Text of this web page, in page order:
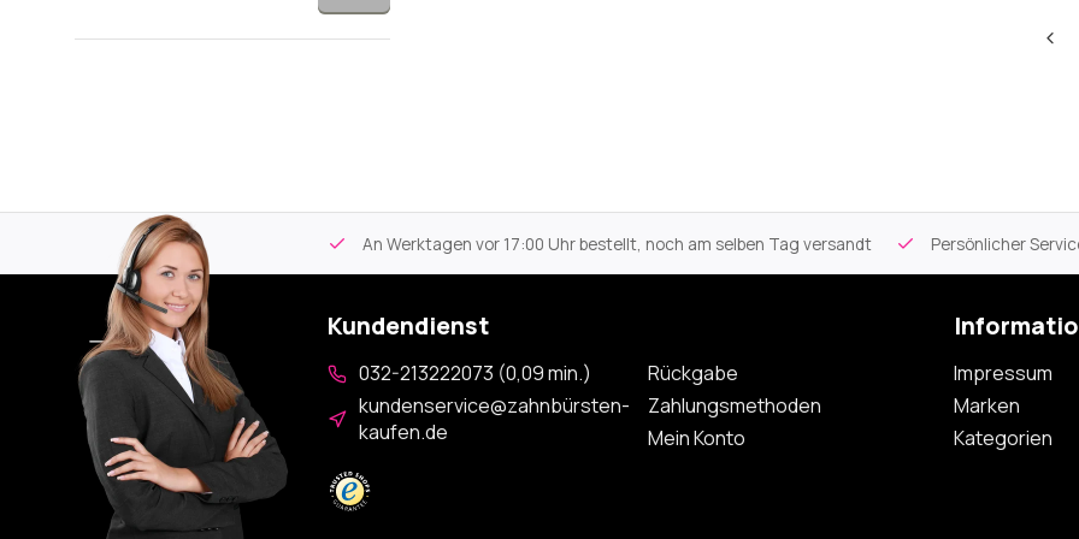
Kostenloser Versand An Werktagen vor 17:00 Uhr bestellt, noch am selben Tag versandt Persönlicher
Kundendienst
032-213222073 (0,09 min.)
kundenservice@zahnbürsten-
kaufen.de
Rückgabe
Zahlungsmethoden
Mein Konto
Impressum
Marken
Kategorien